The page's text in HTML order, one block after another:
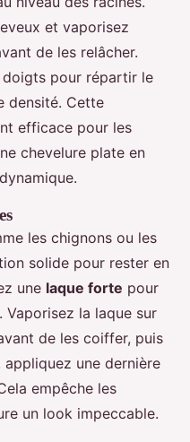
et vaporisez
de les relâcher.
doigts pour répartir le
densité. Cette
efficace pour les
chevelure plate en
les chignons ou les
solide pour rester en
une laque forte pour
Vaporisez la laque sur
de les coiffer, puis
une dernière
empêche les
un look impeccable.